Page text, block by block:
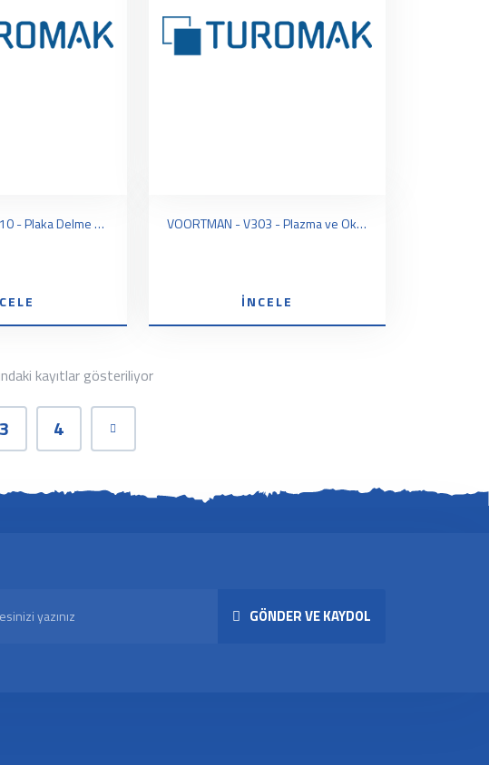
VOORTMAN - V310 - Plaka Delme Frezeleme Kesme Tezgahı (Hareketli Köprü) VOORTMAN - V303 - Plazma ve Oksijenli Kesim Tezgahı (Hareketli Köprü)
İNCELE
kayıtlar gösteriliyor
3 4
GÖNDER VE KAYDOL